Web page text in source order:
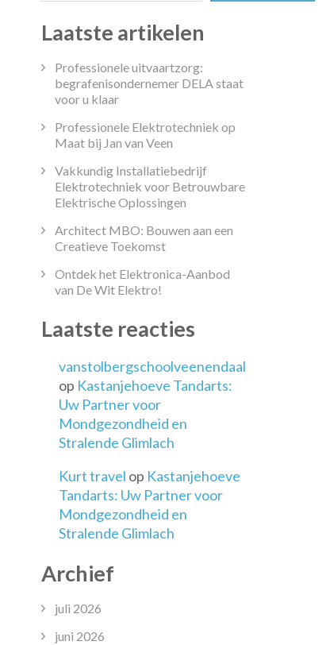
Laatste artikelen
Professionele uitvaartzorg:
begrafenisondernemer DELA staat
voor u klaar
Professionele Elektrotechniek op
Maat bij Jan van Veen
Vakkundig Installatiebedrijf
Elektrotechniek voor Betrouwbare
Elektrische Oplossingen
Architect MBO: Bouwen aan een
Creatieve Toekomst
Ontdek het Elektronica-Aanbod
van De Wit Elektro!
Laatste reacties
vanstolbergschoolveenendaal
op Kastanjehoeve Tandarts:
Uw Partner voor
Mondgezondheid en
Stralende Glimlach
Kurt travel op Kastanjehoeve
Tandarts: Uw Partner voor
Mondgezondheid en
Stralende Glimlach
Archief
juli 2026
juni 2026